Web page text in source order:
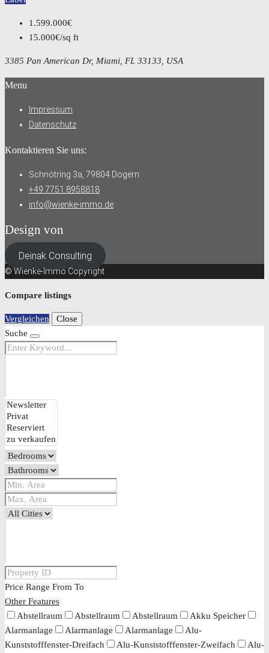
1.599.000€
15.000€/sq ft
3385 Pan American Dr, Miami, FL 33133, USA
Menu
Impressum
Datenschutz
Kontaktieren Sie uns:
Schnötring 3a, 79804 Dogern
+49 7751 8958818
info@wienke-immo.de
Design von
Deinak Consulting
© Wienke-Immo Copyright
Compare listings
Vergleichen
Close
Suche
Price Range From To
Other Features
Abstellraum
Abstellraum Abstellraum
Akku Speicher
Alarmanlage
Alarmanlage Alarmanlage
Alu-
Kunststofffenster-Dreifach
Alu-Kunststofffenster-Zweifach
Alu-